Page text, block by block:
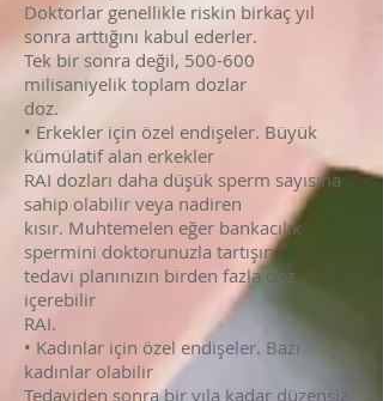
Doktorlar genellikle riskin birkaç yıl
sonra arttığını kabul ederler.
Tek bir sonra değil, 500-600
milisaniyelik toplam dozlar
doz.
• Erkekler için özel endişeler. Büyük
kümülatif alan erkekler
RAI dozları daha düşük sperm sayısına
sahip olabilir veya nadiren
kısır. Muhtemelen eğer bankacılık
spermini doktorunuzla tartışın
tedavi planınızın birden fazla doz
içerebilir
RAI.
• Kadınlar için özel endişeler. Bazı
kadınlar olabilir
Tedaviden sonra bir yıla kadar düzensiz